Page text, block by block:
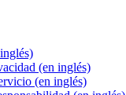
(en inglés)
(en inglés)